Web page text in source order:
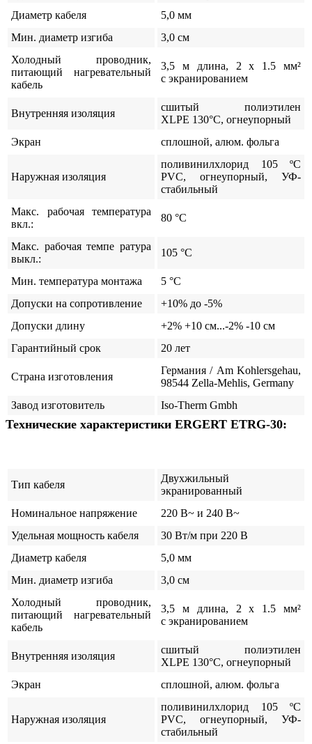
Диаметр кабеля
5,0 мм
Мин. диаметр изгиба
3,0 см
Холодный проводник,
питающий нагревательный
кабель
3,5 м длина, 2 x 1.5 мм²
с экранированием
Внутренняя изоляция
сшитый полиэтилен
XLPE 130°C, огнеупорный
Экран
сплошной, алюм. фольга
Наружная изоляция
поливинилхлорид 105 ºС
PVC, огнеупорный, УФ-
стабильный
Макс. рабочая температура
вкл.:
80 °C
Макс. рабочая темпе ратура
выкл.:
105 °C
Мин. температура монтажа
5 °C
Допуски на сопротивление
+10% до -5%
Допуски длину
+2% +10 см...-2% -10 см
Гарантийный срок
20 лет
Страна изготовления
Германия / Am Kohlersgehau,
98544 Zella-Mehlis, Germany
Завод изготовитель
Iso-Therm Gmbh
Технические характеристики ERGERT ETRG-30:
Тип кабеля
Двухжильный
экранированный
Номинальное напряжение
220 В~ и 240 В~
Удельная мощность кабеля
30 Вт/м при 220 В
Диаметр кабеля
5,0 мм
Мин. диаметр изгиба
3,0 см
Холодный проводник,
питающий нагревательный
кабель
3,5 м длина, 2 x 1.5 мм²
с экранированием
Внутренняя изоляция
сшитый полиэтилен
XLPE 130°C, огнеупорный
Экран
сплошной, алюм. фольга
Наружная изоляция
поливинилхлорид 105 ºС
PVC, огнеупорный, УФ-
стабильный